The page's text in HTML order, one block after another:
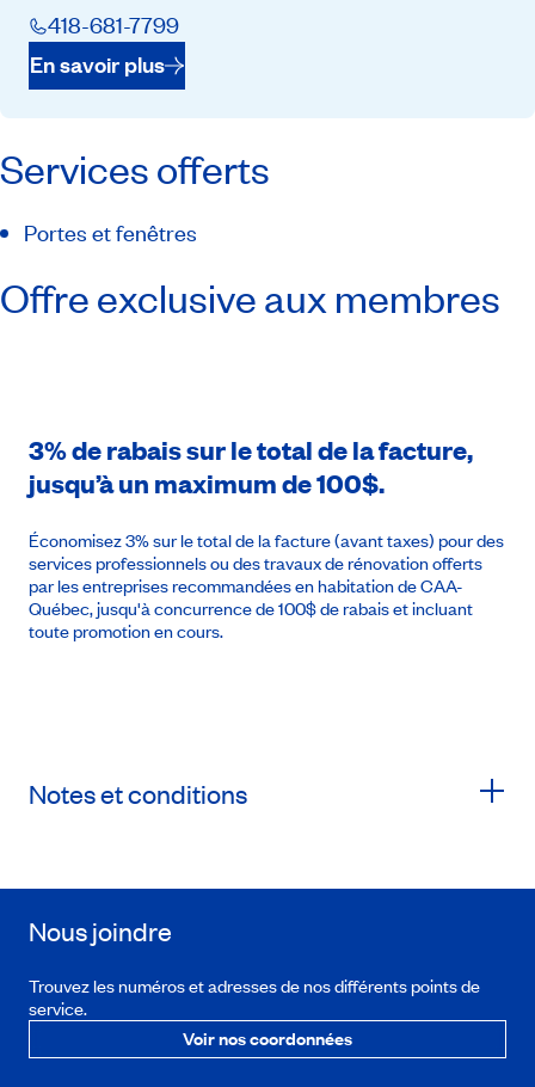
418-681-7799
En savoir plus
Services offerts
Portes et fenêtres
Offre exclusive aux membres
3% de rabais sur le total de la facture,
jusqu’à un maximum de 100$.
Économisez 3% sur le total de la facture (avant taxes) pour des
services professionnels ou des travaux de rénovation offerts
par les entreprises recommandées en habitation de CAA-
Québec, jusqu'à concurrence de 100$ de rabais et incluant
toute promotion en cours.
Notes et conditions
Nous joindre
Trouvez les numéros et adresses de nos différents points de
service.
Voir nos coordonnées